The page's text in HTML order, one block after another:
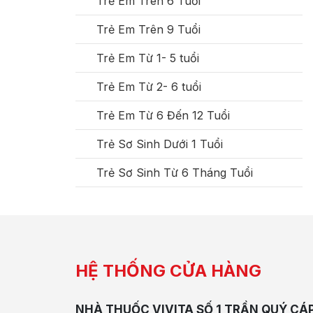
Trẻ Em Trên 9 Tuổi
Trẻ Em Từ 1- 5 tuổi
Trẻ Em Từ 2- 6 tuổi
Trẻ Em Từ 6 Đến 12 Tuổi
Trẻ Sơ Sinh Dưới 1 Tuổi
Trẻ Sơ Sinh Từ 6 Tháng Tuổi
HỆ THỐNG CỬA HÀNG
NHÀ THUỐC VIVITA SỐ 1 TRẦN QUÝ